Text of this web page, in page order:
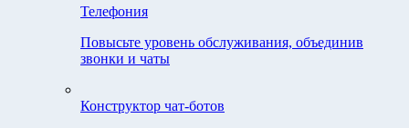
Телефония
Повысьте уровень обслуживания, объединив
звонки и чаты
Конструктор чат-ботов